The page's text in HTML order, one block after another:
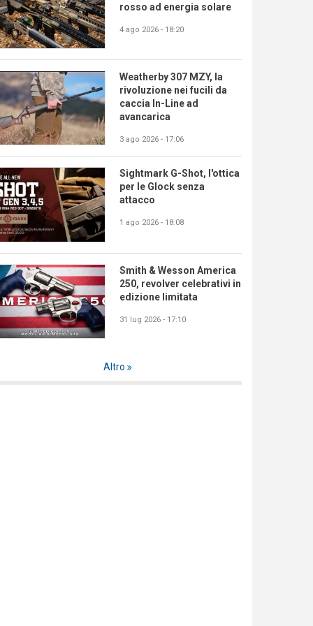
rosso ad energia solare
4 ago 2026 - 18:20
Weatherby 307 MZY, la
rivoluzione nei fucili da
caccia In-Line ad
avancarica
3 ago 2026 - 17:06
Sightmark G-Shot, l'ottica
per le Glock senza
attacco
1 ago 2026 - 18:08
Smith & Wesson America
250, revolver celebrativi in
edizione limitata
31 lug 2026 - 17:10
Altro